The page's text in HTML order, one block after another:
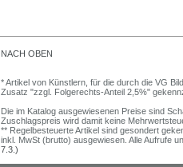
NACH OBEN
* Artikel von Künstlern, für die durch die VG
Zusatz "zzgl. Folgerechts-Anteil 2,5%"
Die im Katalog ausgewiesenen Preise sind
Zuschlagspreis wird damit keine
** Regelbesteuerte Artikel sind gesondert
inkl. MwSt (brutto) ausgewiesen. Alle Aufrufe
7.3.)